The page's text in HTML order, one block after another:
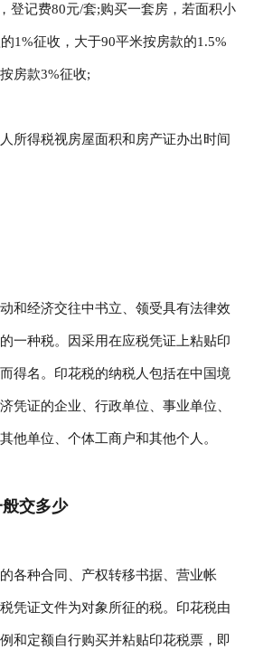
记费80元/套;购买一套房，若面积小
1%征收，大于90平米按房款的1.5%
房款3%征收;
得税视房屋面积和房产证办出时间
经济交往中书立、领受具有法律效
一种税。因采用在应税凭证上粘贴印
得名。印花税的纳税人包括在中国境
凭证的企业、行政单位、事业单位、
他单位、个体工商户和其他个人。
交多少
种合同、产权转移书据、营业帐
凭证文件为对象所征的税。印花税由
和定额自行购买并粘贴印花税票，即